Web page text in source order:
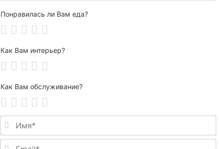
Понравилась ли Вам еда?
Как Вам интерьер?
Как Вам обслуживание?